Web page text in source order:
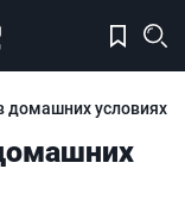
домашних условиях